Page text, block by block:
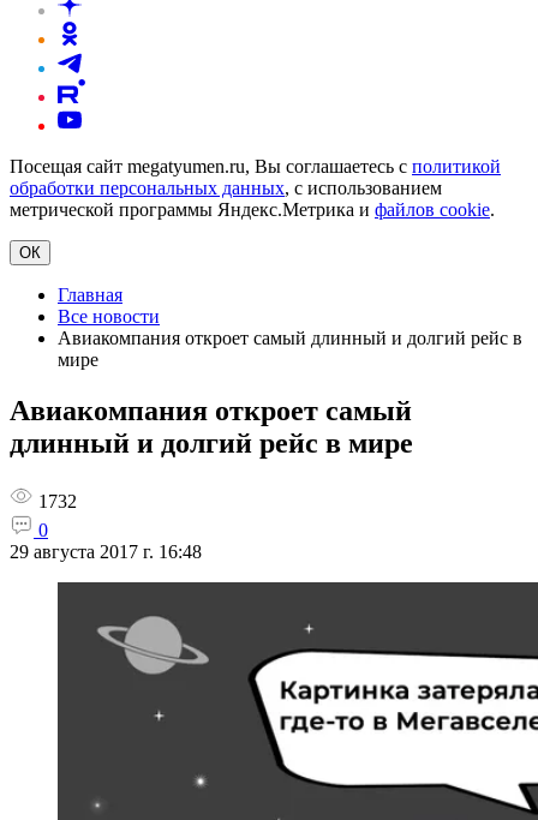
Посещая сайт megatyumen.ru, Вы соглашаетесь с политикой
обработки персональных данных, с использованием
метрической программы Яндекс.Метрика и файлов cookie.
ОК
Главная
Все новости
Авиакомпания откроет самый длинный и долгий рейс в
мире
Авиакомпания откроет самый
длинный и долгий рейс в мире
1732
0
29 августа 2017 г. 16:48